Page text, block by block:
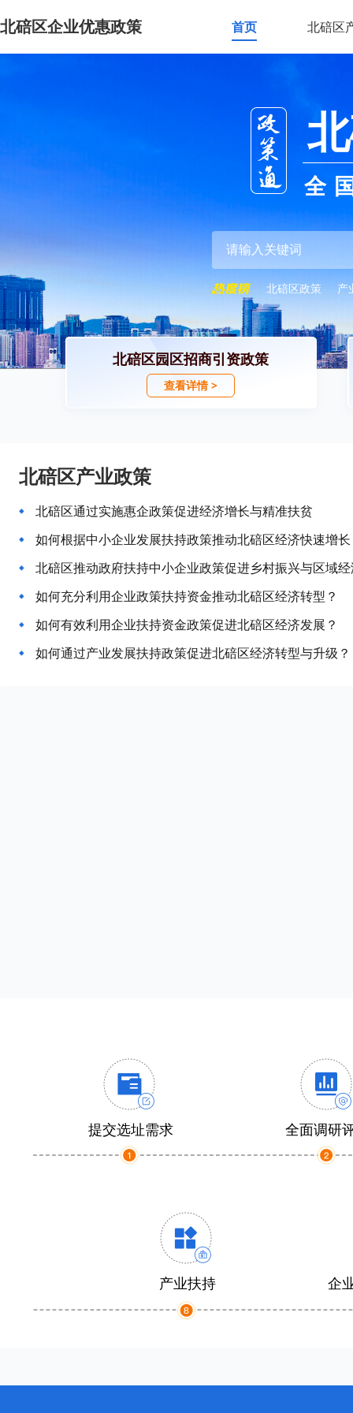
北碚区企业优惠政策 首页 北碚区
全
北碚区政策 产
北碚区园区招商引资政策
查看详情 >
北碚区产业政策
北碚区通过实施惠企政策促进经济增长与精准扶贫
如何根据中小企业发展扶持政策推动北碚区经济快速增
北碚区推动政府扶持中小企业政策促进乡村振兴与区域
如何充分利用企业政策扶持资金推动北碚区经济转型？
如何有效利用企业扶持资金政策促进北碚区经济发展？
如何通过产业发展扶持政策促进北碚区经济转型与升级？
提交选址需求 全面调研
产业扶持 企